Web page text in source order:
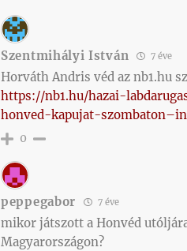
Szentmihályi István 7 éve
Horváth Andris véd az nb1.hu
https://nb1.hu/hazai-
honved-kapujat-
0
peppegabor 7 éve
mikor játszott a Honvéd
Magyarországon?